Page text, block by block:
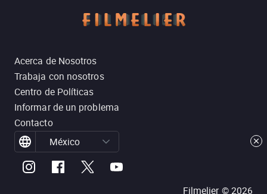
Acerca de Nosotros
Trabaja con nosotros
Centro de Políticas
Informar de un problema
Contacto
México
Filmelier ©2026